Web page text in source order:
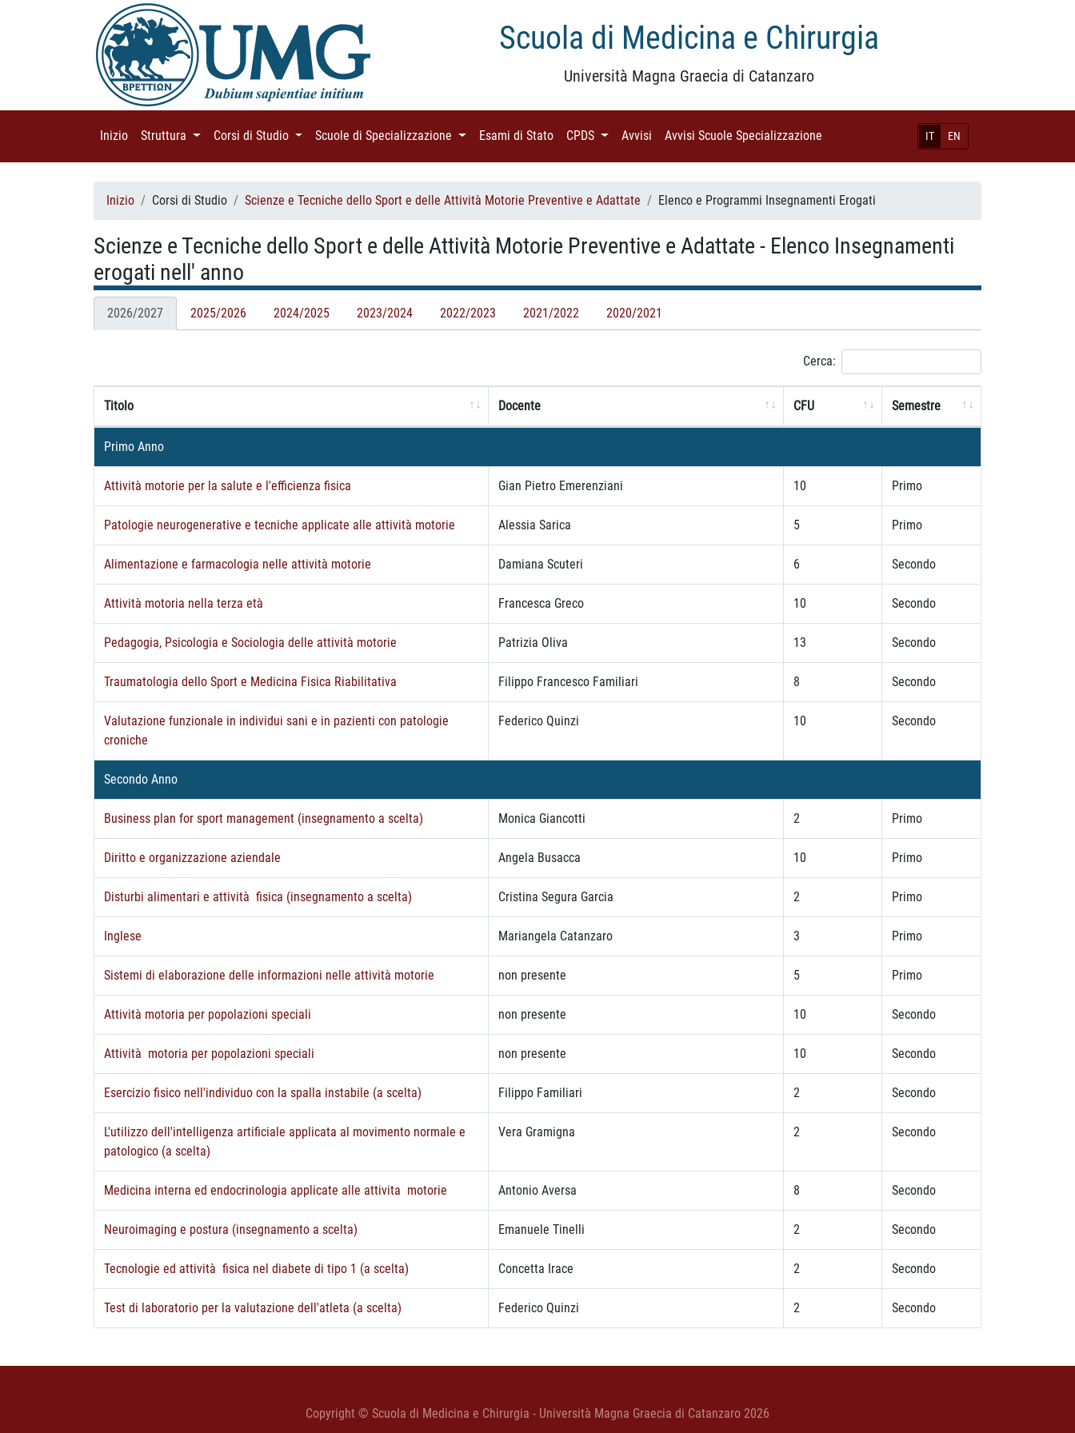
Scuola di Medicina e Chirurgia
Università Magna Graecia di Catanzaro
IT EN
Inizio (current)
Struttura (current)Corsi di Studio (current)Scuole di Specializzazione (current)Esami di Stato (current)
CPDS (current)
Avvisi (current)
Avvisi Scuole Specializzazione
Inizio Corsi di Studio Scienze e Tecniche dello Sport e delle Attività Motorie Preventive e Adattate Elenco e Programmi Insegnamenti Erogati
Scienze e Tecniche dello Sport e delle Attività Motorie Preventive e Adattate - Elenco Insegnamenti
erogati nell' anno
2026/2027 2025/2026 2024/2025 2023/2024 2022/2023 2021/2022 2020/2021
Cerca:
Titolo Docente CFU Semestre
Primo Anno
Attività motorie per la salute e l'efficienza fisica Gian Pietro Emerenziani 10 Primo
Patologie neurogenerative e tecniche applicate alle attività motorie Alessia Sarica 5 Primo
Alimentazione e farmacologia nelle attività motorie Damiana Scuteri 6 Secondo
Attività motoria nella terza età Francesca Greco 10 Secondo
Pedagogia, Psicologia e Sociologia delle attività motorie Patrizia Oliva 13 Secondo
Traumatologia dello Sport e Medicina Fisica Riabilitativa Filippo Francesco Familiari 8 Secondo
Valutazione funzionale in individui sani e in pazienti con patologie
croniche
Federico Quinzi 10 Secondo
Secondo Anno
Business plan for sport management (insegnamento a scelta) Monica Giancotti 2 Primo
Diritto e organizzazione aziendale Angela Busacca 10 Primo
Disturbi alimentari e attività fisica (insegnamento a scelta) Cristina Segura Garcia 2 Primo
Inglese Mariangela Catanzaro 3 Primo
Sistemi di elaborazione delle informazioni nelle attività motorie non presente 5 Primo
Attività motoria per popolazioni speciali non presente 10 Secondo
Attività motoria per popolazioni speciali non presente 10 Secondo
Esercizio fisico nell'individuo con la spalla instabile (a scelta) Filippo Familiari 2 Secondo
L'utilizzo dell'intelligenza artificiale applicata al movimento normale e
patologico (a scelta)
Vera Gramigna 2 Secondo
Medicina interna ed endocrinologia applicate alle attivita motorie Antonio Aversa 8 Secondo
Neuroimaging e postura (insegnamento a scelta) Emanuele Tinelli 2 Secondo
Tecnologie ed attività fisica nel diabete di tipo 1 (a scelta) Concetta Irace 2 Secondo
Test di laboratorio per la valutazione dell'atleta (a scelta) Federico Quinzi 2 Secondo
Copyright © Scuola di Medicina e Chirurgia - Università Magna Graecia di Catanzaro 2026